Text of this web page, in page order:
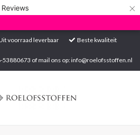
Reviews ×
voorraad leverbaar
Beste kwaliteit
53880673 of mail ons op:info@roelofsstoffen.nl